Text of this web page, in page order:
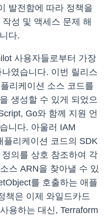
발전함에 따라 정책을
성 및 액세스 문제 해
다.
사용자들로부터 가장
였습니다. 이번 릴리스
리케이션 소스 코드를
생성할 수 있게 되었으
Go와 함께 지원 언
니다. 아울러 IAM
플리케이션 코드의 SDK
의를 상호 참조하여 각
스 ARN을 찾아낼 수 있
를 호출하는 애플
책은 이제 와일드카드
용하는 대신, Terraform